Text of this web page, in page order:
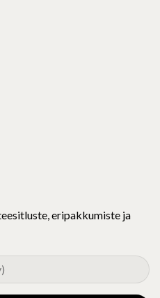
eripakkumiste ja